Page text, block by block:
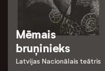
Mēmais
bruņinieks
Latvijas Nacionālais teātris